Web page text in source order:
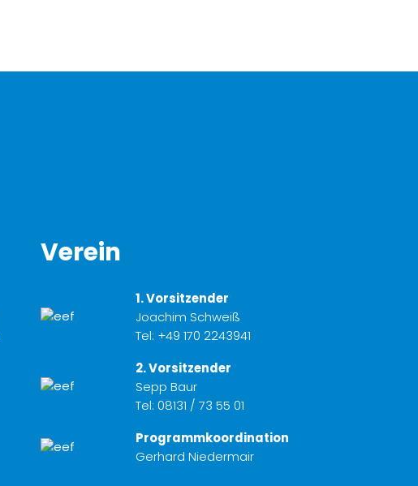
Verein
1. Vorsitzender
Joachim Schweiß
Tel: +49 170 2243941
2. Vorsitzender
Sepp Baur
Tel: 08131 / 73 55 01
Programmkoordination
Gerhard Niedermair